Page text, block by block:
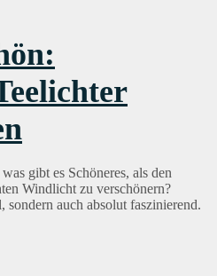
gibt es Schöneres, als den
Windlicht zu verschönern?
auch absolut faszinierend.